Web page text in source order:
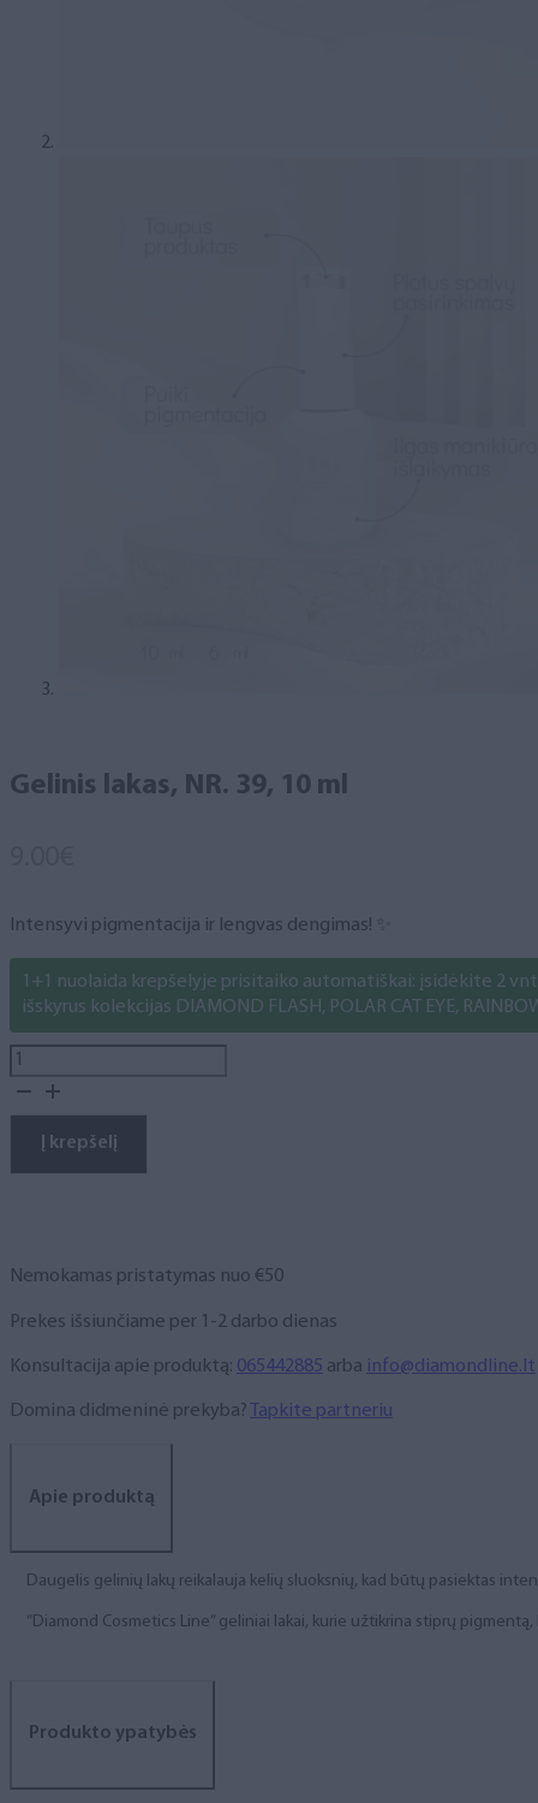
Gelinis lakas, NR. 39, 10 ml
Intensyvi pigmentacija ir lengvas dengimas! ✨
1+1 nuolaida krepšelyje prisitaiko automatiškai: įsidėkite 2
išskyrus kolekcijas DIAMOND FLASH, POLAR CAT EYE,
produkto
kiekis:
lakas,
Į krepšelį
Nemokamas pristatymas nuo €50
Prekes išsiunčiame per 1-2 darbo dienas
Konsultacija apie produktą: 065442885 arba info@diamondline.lt
Domina didmeninė prekyba? Tapkite partneriu
Apie produktą
Daugelis gelinių lakų reikalauja kelių sluoksnių, kad būtų pasiektas
“Diamond Cosmetics Line” geliniai lakai, kurie užtikrina stiprų
Produkto ypatybės